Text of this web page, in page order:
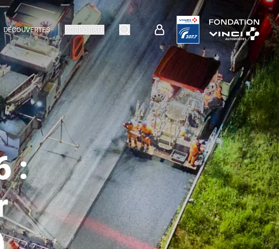
DÉCOUVERTES CORPORATE
: